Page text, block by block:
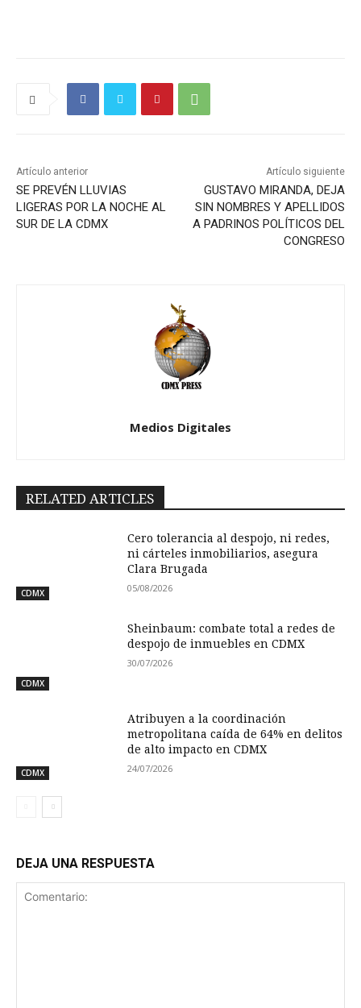
Artículo anterior
SE PREVÉN LLUVIAS
LIGERAS POR LA NOCHE AL
SUR DE LA CDMX
Artículo siguiente
GUSTAVO MIRANDA, DEJA
SIN NOMBRES Y APELLIDOS
A PADRINOS POLÍTICOS DEL
CONGRESO
Medios Digitales
RELATED ARTICLES
CDMX
Cero tolerancia al despojo, ni redes,
ni cárteles inmobiliarios, asegura
Clara Brugada
05/08/2026
CDMX
Sheinbaum: combate total a redes de
despojo de inmuebles en CDMX
30/07/2026
CDMX
Atribuyen a la coordinación
metropolitana caída de 64% en delitos
de alto impacto en CDMX
24/07/2026
DEJA UNA RESPUESTA